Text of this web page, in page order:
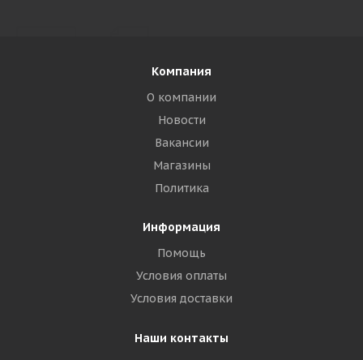
Компания
О компании
Новости
Вакансии
Магазины
Политика
Информация
Помощь
Условия оплаты
Условия доставки
Наши контакты